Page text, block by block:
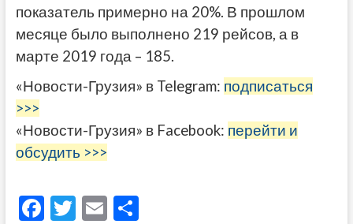
показатель примерно на 20%. В прошлом
месяце было выполнено 219 рейсов, а в
марте 2019 года – 185.
«Новости-Грузия» в Telegram: подписаться
>>>
«Новости-Грузия» в Facebook: перейти и
обсудить >>>
F T E О